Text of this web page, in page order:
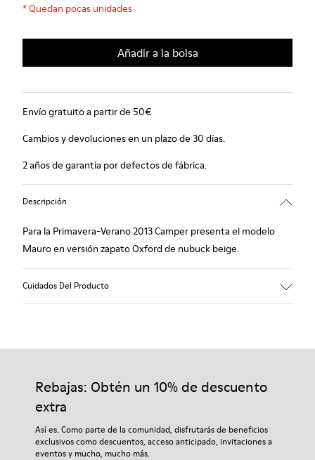
*Quedan pocas unidades
Añadir a la bolsa
Envío gratuito a partir de 50€
Cambios y devoluciones en un plazo de 30 días.
2 años de garantía por defectos de fábrica.
Descripción
Para la Primavera-Verano 2013 Camper presenta el modelo
Mauro en versión zapato Oxford de nubuck beige.
Cuidados Del Producto
Nuestros zapatos se han fabricado con materiales de primera
garantizará que duren más tiempo.
Si deseas obtener información detallada sobre cómo cuidar de
tu par, visita nuestraGuía para el cuidado del calzado.
Rebajas: Obtén un 10% de descuento
extra
Así es. Como parte de la comunidad, disfrutarás de beneficios
exclusivos como descuentos, acceso anticipado, invitaciones a
eventos y mucho, mucho más.